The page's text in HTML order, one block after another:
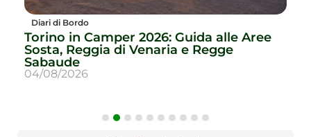
Aree
Diari di Bordo
Camper con Animali 2026: Come
Viaggiare in Sicurezza con Cane o
30/07/2026